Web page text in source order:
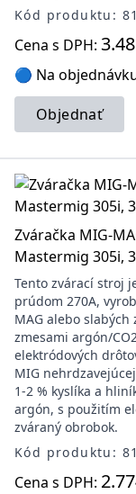
Kód produktu:
Cena s DPH:
🔵 Na
Objednať
Zváračka MIG-
Mastermig 305i,
Tento zvárací stroj
prúdom 270A,
MAG alebo
zmesami argón/
elektródových
MIG
1-2 % kyslíka a
argón, s použitím
zváraný obrobok.
Kód produktu:
Cena s DPH: